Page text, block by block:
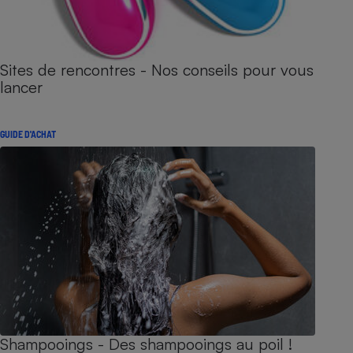
Sites de rencontres - Nos conseils pour vous
lancer
GUIDE D'ACHAT
Shampooings - Des shampooings au poil !